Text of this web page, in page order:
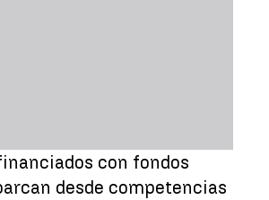
con fondos
desde competencias